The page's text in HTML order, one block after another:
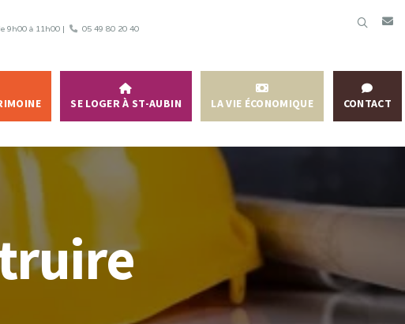
9h00 à 11h00 |
05 49 80 20 40
SE LOGER À ST-AUBIN LA VIE ÉCONOMIQUE CONTACT